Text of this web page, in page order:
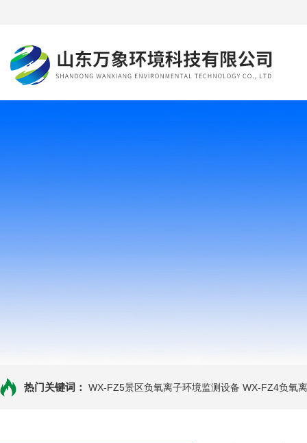
热门关键词： WX-FZ5景区负氧离子环境监测设备 WX-FZ4负氧